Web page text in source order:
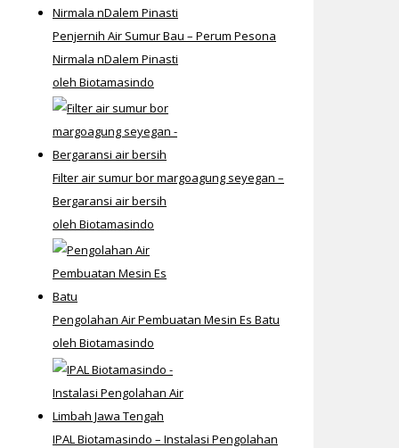
Penjernih Air Sumur Bau – Perum Pesona
Nirmala nDalem Pinasti
oleh Biotamasindo
Filter air sumur bor margoagung seyegan –
Bergaransi air bersih
oleh Biotamasindo
Pengolahan Air Pembuatan Mesin Es Batu
oleh Biotamasindo
IPAL Biotamasindo – Instalasi Pengolahan